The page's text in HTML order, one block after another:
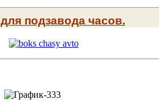
подзавода часов.